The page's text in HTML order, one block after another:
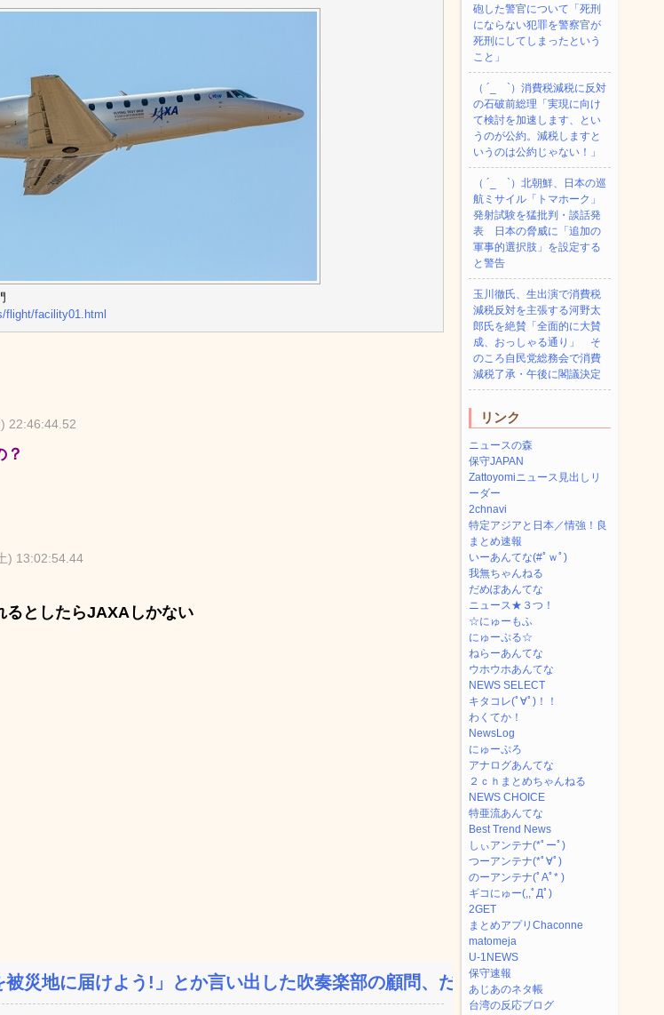
flight/facility01.html
22:46:44.52
？
) 13:02:54.44
るとしたらJAXAしかない
被災地に届けよう!」とか言い出した吹奏楽部の顧問、だが...
砲した警官について「死刑
にならない犯罪を警察官が
死刑にしてしまったという
こと」
（ ´_ゝ`）消費税減税に反対
の石破前総理「実現に向け
て検討を加速します、とい
うのが公約。減税しますと
いうのは公約じゃない！」
（ ´_ゝ`）北朝鮮、日本の巡
航ミサイル「‌トマホーク」
発射試験を猛批判・談話発
表 日本の脅威に「追加の
軍事的選択肢」を設定する
と警告
玉川徹氏、生出演で消費税
減税反対を主張する河野太
郎氏を絶賛「全面的に大賛
成、おっしゃる通り」 そ
のころ自民党総務会で消費
減税了承・午後に閣議決定
リンク
ニュースの森
保守JAPAN
Zattoyomiニュース見出しリ
ーダー
2chnavi
特定アジアと日本／情強！良
まとめ速報
いーあんてな(#ﾟｗﾟ)
我無ちゃんねる
だめぽあんてな
ニュース★３つ！
☆にゅーもふ
にゅーぷる☆
ねらーあんてな
ウホウホあんてな
NEWS SELECT
キタコレ(ﾟ∀ﾟ)！！
わくてか！
NewsLog
にゅーぷろ
アナログあんてな
２ｃｈまとめちゃんねる
NEWS CHOICE
特亜流あんてな
Best Trend News
しぃアンテナ(*ﾟーﾟ)
つーアンテナ(*ﾟ∀ﾟ)
のーアンテナ(ﾟAﾟ* )
ギコにゅー(,,ﾟДﾟ)
2GET
まとめアプリChaconne
matomeja
U-1NEWS
保守速報
あじあのネタ帳
台湾の反応ブログ